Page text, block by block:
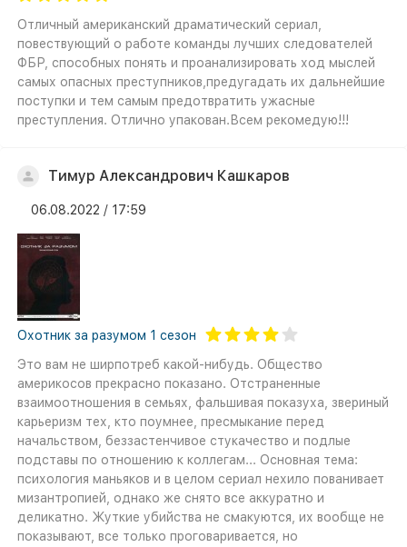
Отличный американский драматический сериал,
повествующий о работе команды лучших следователей
ФБР, способных понять и проанализировать ход мыслей
самых опасных преступников,предугадать их дальнейшие
поступки и тем самым предотвратить ужасные
преступления. Отлично упакован.Всем рекомедую!!!
Тимур Александрович Кашкаров
06.08.2022 / 17:59
Охотник за разумом 1 сезон
Это вам не ширпотреб какой-нибудь. Общество
америкосов прекрасно показано. Отстраненные
взаимоотношения в семьях, фальшивая показуха, звериный
карьеризм тех, кто поумнее, пресмыкание перед
начальством, беззастенчивое стукачество и подлые
подставы по отношению к коллегам... Основная тема:
психология маньяков и в целом сериал нехило пованивает
мизантропией, однако же снято все аккуратно и
деликатно. Жуткие убийства не смакуются, их вообще не
показывают, все только проговаривается, но